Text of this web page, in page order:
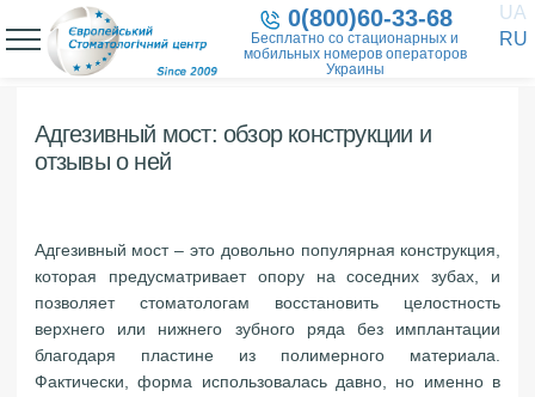
0(800)60-33-68
Бесплатно со стационарных и
мобильных номеров операторов
Украины
UA
RU
Адгезивный мост: обзор конструкции и
отзывы о ней
Адгезивный мост – это довольно популярная конструкция,
которая предусматривает опору на соседних зубах, и
позволяет стоматологам восстановить целостность
верхнего или нижнего зубного ряда без имплантации
благодаря пластине из полимерного материала.
Фактически, форма использовалась давно, но именно в